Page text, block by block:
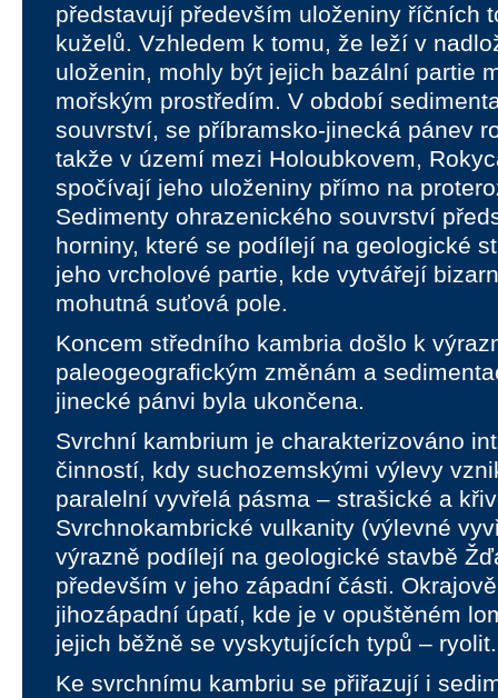
představují především uloženiny říčních
kuželů. Vzhledem k tomu, že leží v
uloženin, mohly být jejich bazální partie
mořským prostředím. V období
souvrství, se příbramsko-jinecká pánev
takže v území mezi Holoubkovem,
spočívají jeho uloženiny přímo na
Sedimenty ohrazenického souvrství
horniny, které se podílejí na geologické
jeho vrcholové partie, kde vytvářejí
mohutná suťová pole.
Koncem středního kambria došlo k
paleogeografickým změnám a
jinecké pánvi byla ukončena.
Svrchní kambrium je charakterizováno
činností, kdy suchozemskými výlevy
paralelní vyvřelá pásma – strašické a
Svrchnokambrické vulkanity (výlevné
výrazně podílejí na geologické stavbě
především v jeho západní části.
jihozápadní úpatí, kde je v opuštěném
jejich běžně se vyskytujících typů – ryolit.
Ke svrchnímu kambriu se přiřazují i